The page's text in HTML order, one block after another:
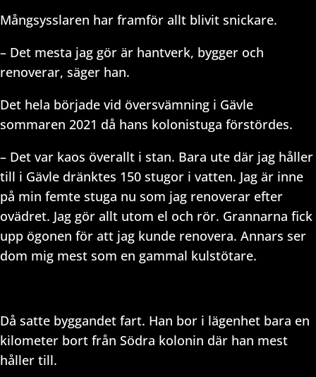
Mångsysslaren har framför allt blivit snickare.
– Det mesta jag gör är hantverk, bygger och
renoverar, säger han.
Det hela började vid översvämning i Gävle
sommaren 2021 då hans kolonistuga förstördes.
– Det var kaos överallt i stan. Bara ute där jag håller
till i Gävle dränktes 150 stugor i vatten. Jag är inne
på min femte stuga nu som jag renoverar efter
ovädret. Jag gör allt utom el och rör. Grannarna fick
upp ögonen för att jag kunde renovera. Annars ser
dom mig mest som en gammal kulstötare.
Då satte byggandet fart. Han bor i lägenhet bara en
kilometer bort från Södra kolonin där han mest
håller till.